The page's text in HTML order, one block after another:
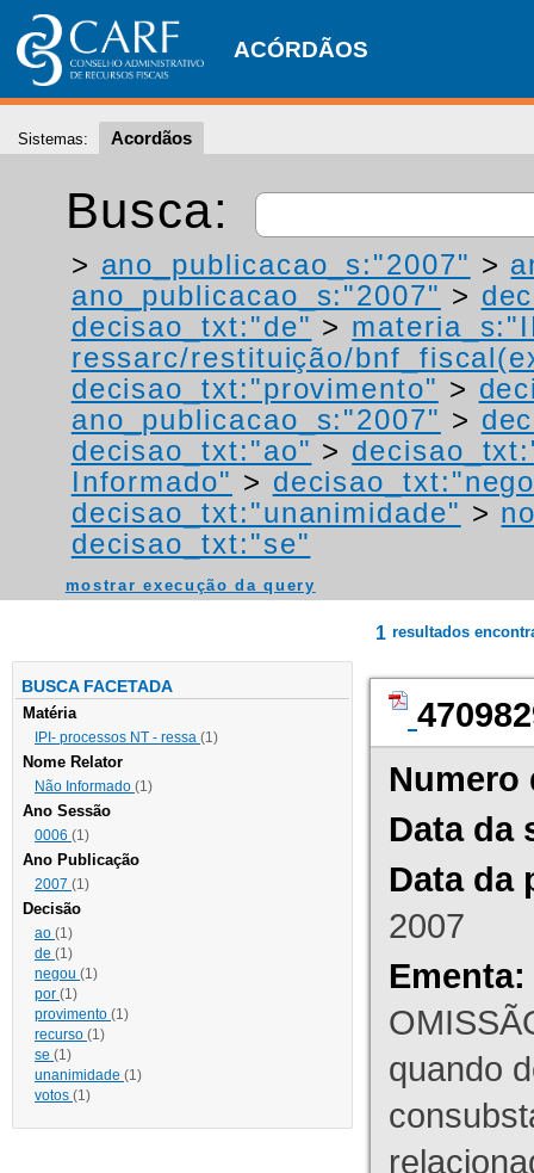
ACÓRDÃOS
Sistemas: Acordãos
Busca:
> ano_publicacao_s:"2007" >
ano_publicacao_s:"2007" >
decisao_txt:"de" >
ressarc/restituição/
decisao_txt:"provimento" >
ano_publicacao_s:"2007" >
decisao_txt:"ao" >
Informado" >
decisao_txt:"unanimidade" >
decisao_txt:"se"
mostrar execução da query
BUSCA FACETADA
Matéria
IPI- processos NT - ressa (1)
Nome Relator
Não Informado (1)
Ano Sessão
0006 (1)
Ano Publicação
2007 (1)
Decisão
ao (1)
de (1)
negou (1)
por (1)
provimento (1)
recurso (1)
se (1)
unanimidade (1)
votos (1)
1 resultados
Numero
Data da
Data da
2007
Ementa:
quando